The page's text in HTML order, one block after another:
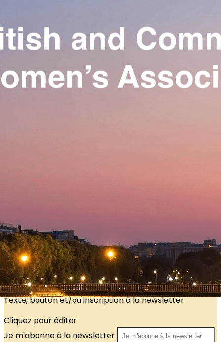
Exporter uniquement les colonnes affichées
Ajoutez un logo, un bouton, des réseaux sociaux
Our Association
Activities
Join us
?>
Images de la page d'accueil
Cliquez pour éditer
Texte, bouton et/ou inscription à la newsletter
Cliquez pour éditer
Je m'abonne à la newsletter